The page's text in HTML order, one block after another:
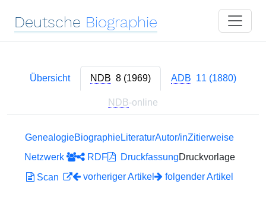
Deutsche Biographie
Übersicht NDB 8 (1969) ADB 11 (1880)
NDB-online
GenealogieBiographieLiteraturAutor/inZitierweise
Netzwerk
RDF DruckfassungDruckvorlage
Scan
vorheriger Artikel folgender Artikel